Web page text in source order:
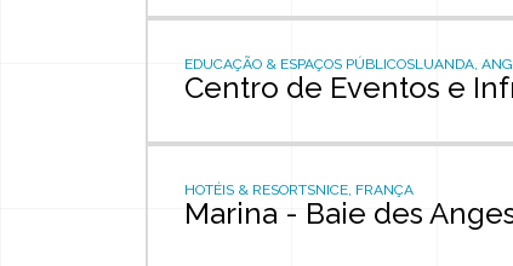
EDUCAÇÃO & ESPAÇOS PÚBLICOSLUANDA,
Centro de Eventos e
HOTÉIS & RESORTSNICE, FRANÇA
Marina - Baie des